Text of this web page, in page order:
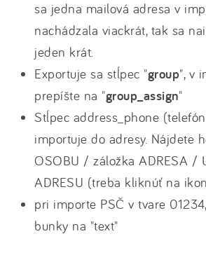
sa jedna mailová adresa v
nachádzala viackrát, tak sa
jeden krát.
Exportuje sa stĺpec "group", v
prepíšte na "group_assign"
Stĺpec address_phone
importuje do adresy. Nájdete
OSOBU / záložka ADRESA /
ADRESU (treba kliknúť na
pri importe PSČ v tvare
bunky na "text"